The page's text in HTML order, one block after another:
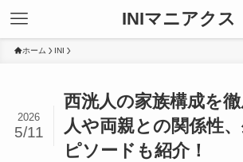
INIマニアクス
ホーム INI
西洸人の家族構成を
人や両親との関係性
ピソードも紹介！
2026
5/11